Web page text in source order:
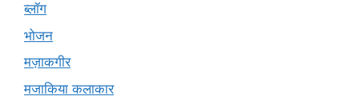
ब्लॉग
भोजन
मज़ाकगीर
मजाकिया कलाकार